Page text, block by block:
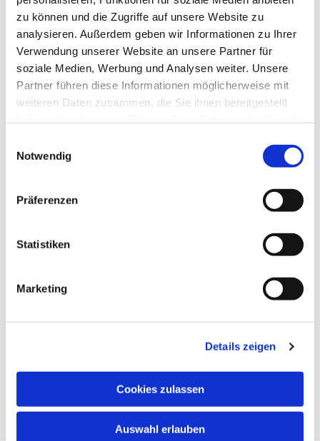
zu können und die Zugriffe auf unsere Website zu
analysieren. Außerdem geben wir Informationen zu Ihrer
Verwendung unserer Website an unsere Partner für
soziale Medien, Werbung und Analysen weiter. Unsere
Partner führen diese Informationen möglicherweise mit
weiteren Daten zusammen, die Sie ihnen bereitgestellt
Notwendig
Präferenzen
Statistiken
Marketing
Details zeigen
Cookies zulassen
Auswahl erlauben
Dies könnte Sie auch
interessieren